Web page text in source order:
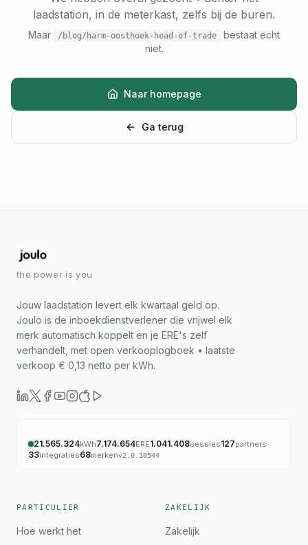
laadstation, in de meterkast, zelfs bij de buren.
Maar /blog/harm-oosthoek-head-of-trade
bestaat echt
niet.
Naar homepage
Ga terug
the power is you
Jouw laadstation levert elk kwartaal geld op.
Joulo is de inboekdienstverlener die vrijwel elk
merk automatisch koppelt en je ERE's zelf
verhandelt, met open verkooplogboek • laatste
verkoop € 0,13 netto per kWh.
21.565.324kWh7.174.654ERE1.041.408sessies127partners
33integraties68merkenv2.0.10544
PARTICULIER
Hoe werkt het
ZAKELIJK
Zakelijk